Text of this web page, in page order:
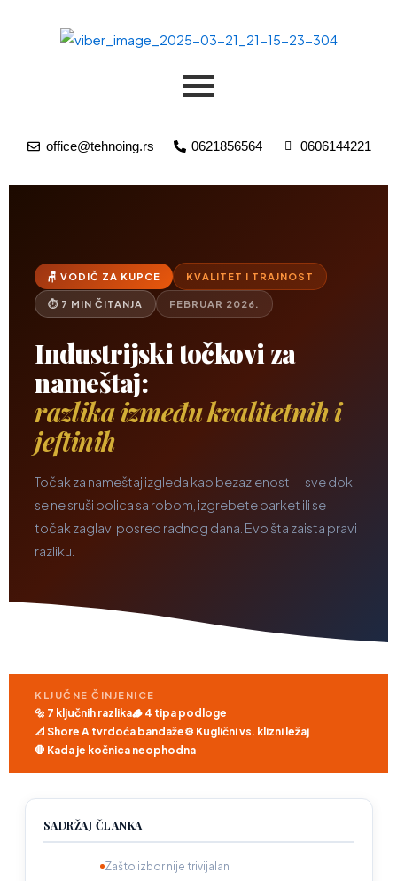
office@tehnoing.rs 0621856564 0606144221
🪑 VODIČ ZA KUPCE KVALITET I TRAJNOST
⏱ 7 MIN ČITANJA FEBRUAR 2026.
Industrijski točkovi za
nameštaj:
razlika između kvalitetnih i
jeftinih
Točak za nameštaj izgleda kao bezazlenost — sve dok
se ne sruši polica sa robom, izgrebete parket ili se
točak zaglavi posred radnog dana. Evo šta zaista pravi
razliku.
KLJUČNE ČINJENICE
🔩 7 ključnih razlika🪵 4 tipa podloge
📐 Shore A tvrdoća bandaže⚙️ Kuglični vs. klizni ležaj
🛑 Kada je kočnica neophodna
SADRŽAJ ČLANKA
Zašto izbor nije trivijalan